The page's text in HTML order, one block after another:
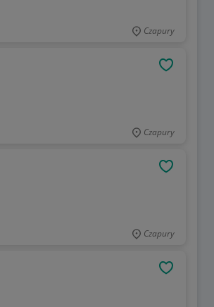
Czapury
Czapury
Czapury